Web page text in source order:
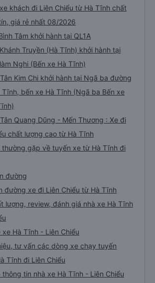
khách đi Liên Chiểu từ Hà Tĩnh chất
giá rẻ nhất 08/2026
Tâm khởi hành tại QL1A
Truyền (Hà Tĩnh) khởi hành tại
Nghi (Bến xe Hà Tĩnh)
Kim Chi khởi hành tại Ngã ba đường
Tĩnh, bến xe Hà Tĩnh (Ngã ba Bến xe
Quang Dũng - Mến Thương : Xe đi
chất lượng cao từ Hà Tĩnh
thường gặp về tuyến xe từ Hà Tĩnh đi
đường
đường xe đi Liên Chiểu từ Hà Tĩnh
lượng, review, đánh giá nhà xe Hà Tĩnh
xe Hà Tĩnh - Liên Chiểu
tư vấn các dòng xe chạy tuyến
Tĩnh đi Liên Chiểu
tin nhà xe Hà Tĩnh - Liên Chiểu